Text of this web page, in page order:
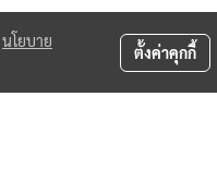
นโยบาย
ตั้งค่าคุกกี้